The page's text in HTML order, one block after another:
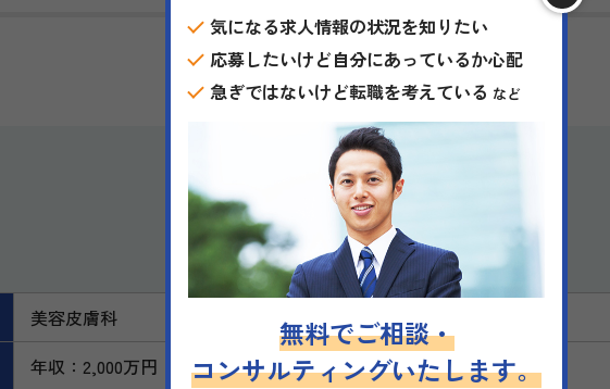
求人詳細
美容皮膚科
年収：2,000万円
気になる求人情報の状況を知りたい
応募したいけど自分にあっているか心配
急ぎではないけど転職を考えている など
無料でご相談・
コンサルティングいたします。